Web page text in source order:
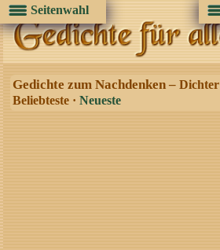
Gedichte zum Nachdenken –Dichter
Beliebteste ·Neueste
Seitenwahl